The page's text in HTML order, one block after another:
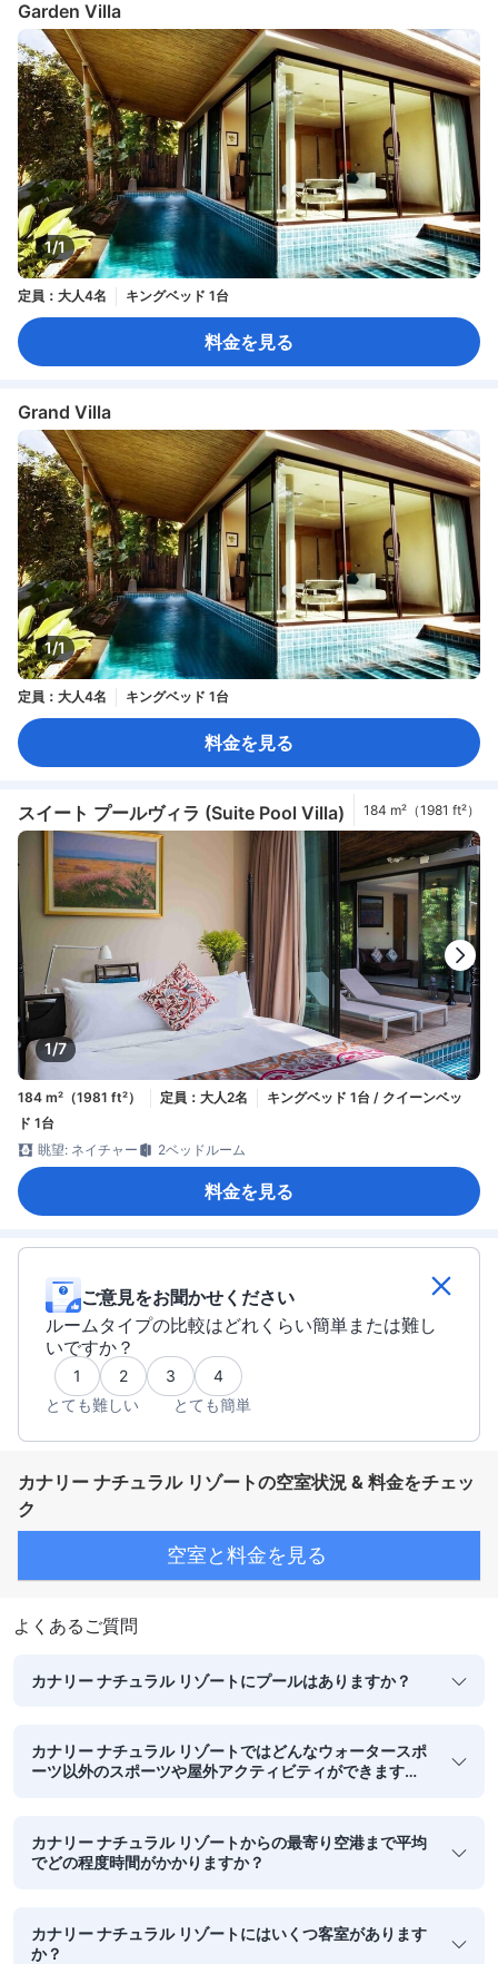
Garden Villa
1/1
定員：大人4名 キングベッド 1台
料金を見る
Grand Villa
1/1
定員：大人4名 キングベッド 1台
料金を見る
スイート プールヴィラ (Suite Pool Villa) 184 m²（1981 ft²）
1/7
184 m²（1981 ft²） 定員：大人2名
キングベッド 1台 / クイーンベッ
ド 1台
眺望: ネイチャー
2ベッドルーム
料金を見る
ご意見をお聞かせください
ルームタイプの比較はどれくらい簡単または難し
いですか？
1 2 3
4
とても難しい
とても簡単
カナリー ナチュラル リゾートの空室状況 & 料金をチェッ
ク
空室と料金を見る
よくあるご質問
カナリー ナチュラル リゾートにプールはありますか？
カナリー ナチュラル リゾートではどんなウォータースポ
ーツ以外のスポーツや屋外アクティビティができます
カナリー ナチュラル リゾートからの最寄り空港まで平均
でどの程度時間がかかりますか？
カナリー ナチュラル リゾートにはいくつ客室があります
か？